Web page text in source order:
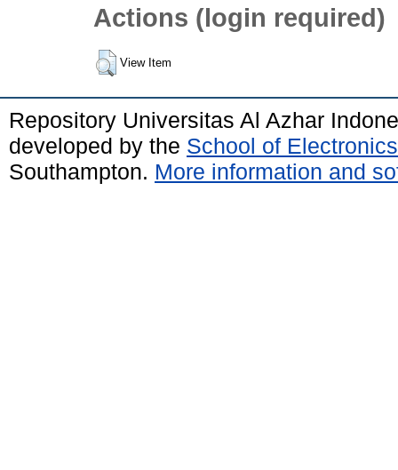
Actions (login required)
View Item
Repository Universitas Al Azhar
developed by the School of
Southampton. More information and